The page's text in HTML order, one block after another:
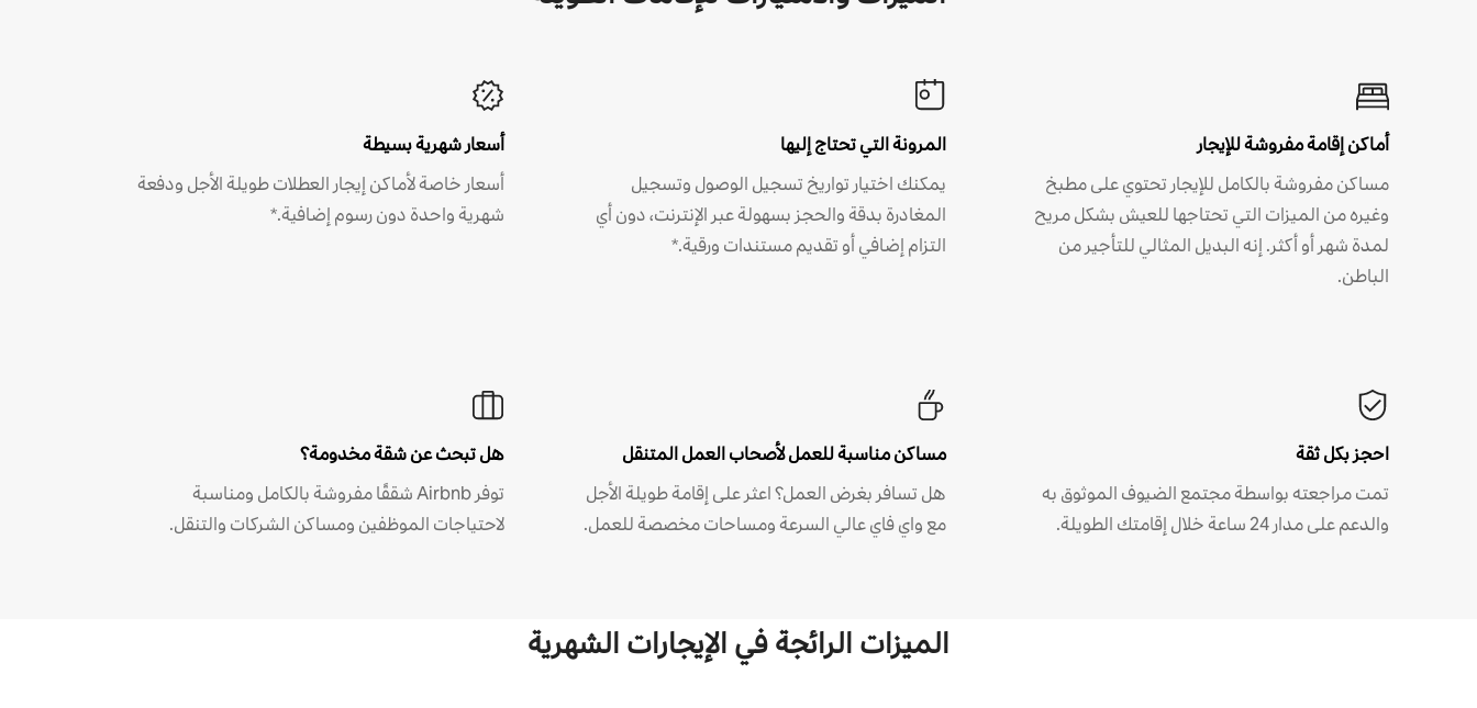
أماكن إقامة مفروشة للإيجار
مساكن مفروشة بالكامل للإيجار تحتوي على مطبخ
وغيره من الميزات التي تحتاجها للعيش بشكل مريح
لمدة شهر أو أكثر. إنه البديل المثالي للتأجير من
الباطن.
المرونة التي تحتاج إليها
يمكنك اختيار تواريخ تسجيل الوصول وتسجيل
المغادرة بدقة والحجز بسهولة عبر الإنترنت، دون أي
التزام إضافي أو تقديم مستندات ورقية.*
أسعار شهرية بسيطة
أسعار خاصة لأماكن إيجار العطلات طويلة الأجل ودفعة
شهرية واحدة دون رسوم إضافية.*
احجز بكل ثقة
تمت مراجعته بواسطة مجتمع الضيوف الموثوق به
والدعم على مدار 24 ساعة خلال إقامتك الطويلة.
مساكن مناسبة للعمل لأصحاب العمل المتنقل
هل تسافر بغرض العمل؟ اعثر على إقامة طويلة الأجل
مع واي فاي عالي السرعة ومساحات مخصصة للعمل.
هل تبحث عن شقة مخدومة؟
توفر Airbnb شققًا مفروشة بالكامل ومناسبة
لاحتياجات الموظفين ومساكن الشركات والتنقل.
الميزات الرائجة في الإيجارات الشهرية